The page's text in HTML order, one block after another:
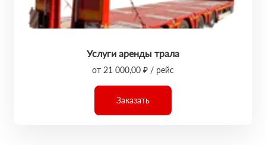
Услуги аренды трала
от 21 000,00 ₽ / рейс
Заказать